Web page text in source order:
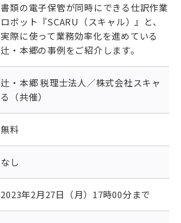
書類の電子保管が同時にできる仕訳作業
ロボット『SCARU（スキャル）』と、
実際に使って業務効率化を進めている
辻・本郷の事例をご紹介します。
辻・本郷 税理士法人／株式会社スキャ
る（共催）
無料
なし
2023年2月27日（月）17時00分まで